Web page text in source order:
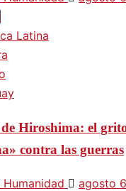
Latina
Hiroshima: el
contra las guerras
agosto